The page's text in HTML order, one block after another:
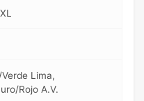
Lima,
Rojo A.V.